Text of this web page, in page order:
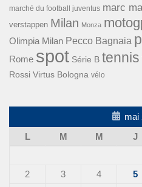
marché du football juventus marc
verstappen Milan Monza
Olimpia Milan Pecco Bagnaia
Rome spot Série B tennis
Rossi Virtus Bologna vélo
mai
L
M M J
2
3 4 5